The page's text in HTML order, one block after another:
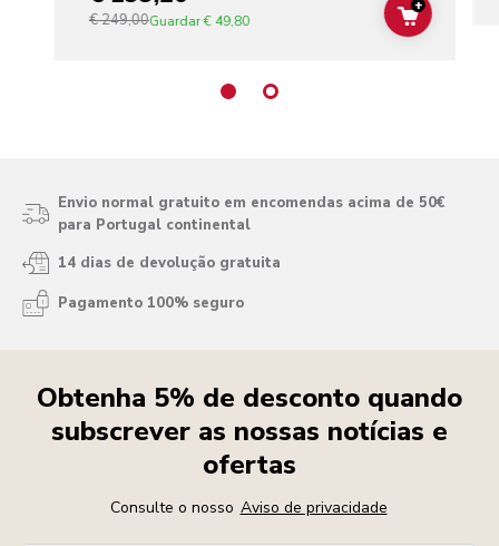
€ 249,00Guardar€ 49,80 ADD TO
+
Envio normal gratuito em encomendas acima de 50€
para Portugal continental
14 dias de devolução gratuita
Pagamento 100% seguro
Obtenha 5% de desconto quando
subscrever as nossas notícias e
ofertas
Consulte o nosso Aviso de privacidade